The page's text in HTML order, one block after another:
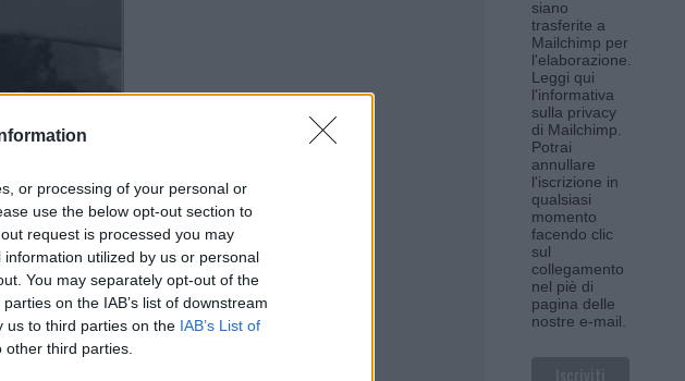
or processing of your personal or
use the below opt-out section to
request is processed you may
utilized by us or personal
You may separately opt-out of the
on the IAB’s list of downstream
us to third parties on the IAB’s List of
third parties.
siano
trasferite a
Mailchimp per
l'elaborazione.
Leggi qui
l'informativa
sulla privacy
di Mailchimp.
Potrai
annullare
l'iscrizione in
qualsiasi
momento
facendo clic
sul
collegamento
nel piè di
pagina delle
nostre e-mail.